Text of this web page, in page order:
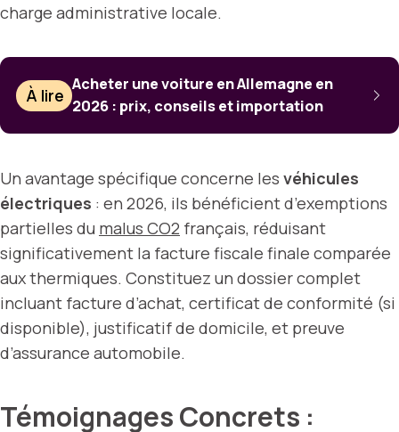
charge administrative locale.
À lire
Acheter une voiture en Allemagne en
2026 : prix, conseils et importation
Un avantage spécifique concerne les véhicules
électriques : en 2026, ils bénéficient d’exemptions
partielles du malus CO2 français, réduisant
significativement la facture fiscale finale comparée
aux thermiques. Constituez un dossier complet
incluant facture d’achat, certificat de conformité (si
disponible), justificatif de domicile, et preuve
d’assurance automobile.
Témoignages Concrets :